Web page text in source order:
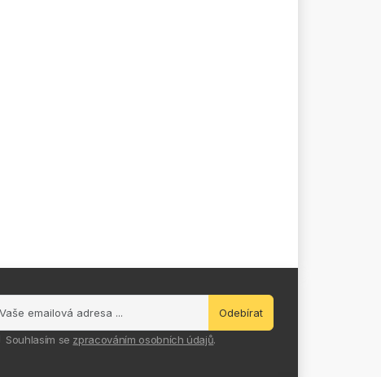
Odebírat
Souhlasím se zpracováním osobních údajů.